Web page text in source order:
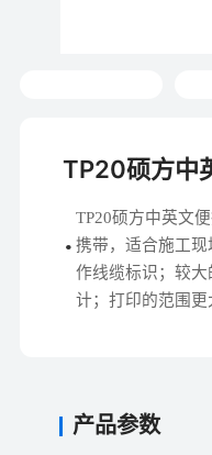
TP20硕方中
TP20硕方中英文
携带，适合施工
作线缆标识；较
计；打印的范围更
产品参数